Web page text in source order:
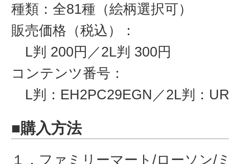
種類：全81種（絵柄選択可）
販売価格（税込）：
L判 200円／2L判 300円
コンテンツ番号：
L判：EH2PC29EGN／2L判：
■購入方法
１．ファミリーマート/ローソン/